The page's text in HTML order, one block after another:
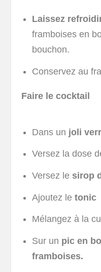
Laissez
framboises en
bouchon.
Conservez au
Faire le cocktail
Dans un joli
Versez la dose
Versez lesirop
Ajoutez letonic
Mélangez à la
Sur un pic en
framboises.